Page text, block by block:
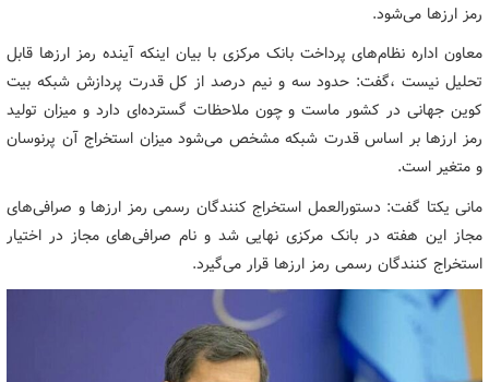
رمز ارزها می‌شود.
معاون اداره نظام‌های پرداخت بانک مرکزی با بیان اینکه آینده رمز ارزها قابل
تحلیل نیست ،گفت: حدود سه و نیم درصد از کل قدرت پردازش شبکه بیت
کوین جهانی در کشور ماست و چون ملاحظات گسترده‌ای دارد و میزان تولید
رمز ارزها بر اساس قدرت شبکه مشخص می‌شود میزان استخراج آن پرنوسان
و متغیر است.
مانی یکتا گفت: دستورالعمل استخراج کنندگان رسمی رمز ارزها و صرافی‌های
مجاز این هفته در بانک مرکزی نهایی شد و نام صرافی‌های مجاز در اختیار
استخراج کنندگان رسمی رمز ارزها قرار می‌گیرد.